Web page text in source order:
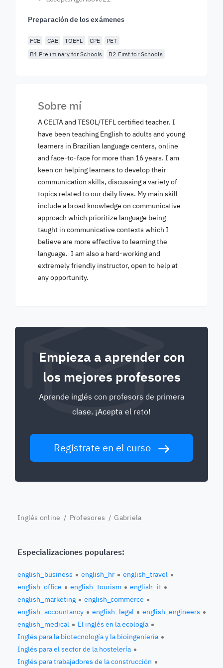
Preparación de los exámenes
FCE CAE TOEFL CPE
PET
B1 Preliminary for Schools
B2 First for Schools
Sobre mí
A CELTA and TESOL/TEFL certified teacher. I
have been teaching English to adults and young
learners in Brazilian language centers, online
and face-to-face for more than 16 years. I am
keen on helping learners to develop their
communication skills, discussing a variety of
topics related to our daily lives. My main skill
include a broad knowledge on communicative
approach which prioritize language being
taught in communicative contexts which I
believe are more effective to learning the
language. I am also a hard-working and
extremely friendly instructor, open to help at
any opportunity.
Empieza a aprender con
los mejores profesores
Aprende inglés con profesors de primera
clase. ¡Acepta el reto!
Regístrate en el curso
Inglés online / Profesores / Gabriela
Especializaciones populares:
english_business english_hr
english_travel
english_office
english_tourism
english_it
english_marketing
english_commerce
english_accountancy
english_legal
english_engineers
english_medical
El inglés en la ecología
Inglés para la biotecnología y la bioingeniería
Inglés para el sector de la hostelería
Inglés para trabajadores de la construcción